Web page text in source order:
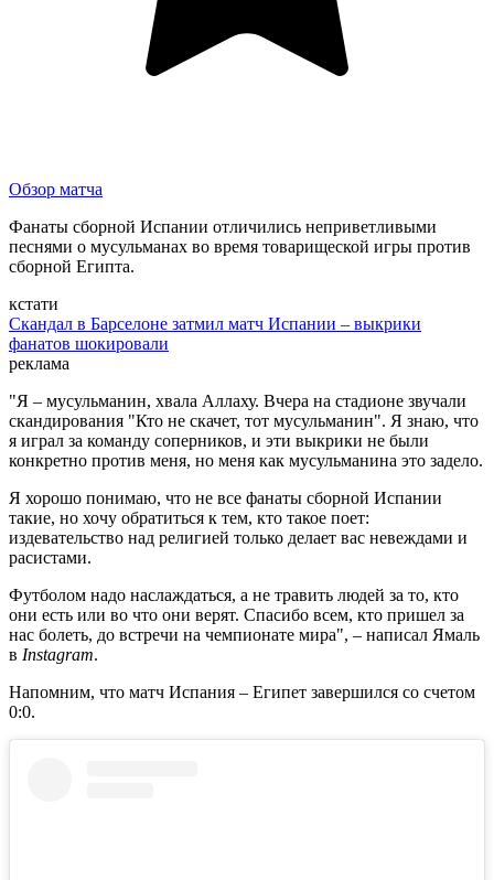
Обзор матча
Фанаты сборной Испании отличились неприветливыми
песнями о мусульманах во время товарищеской игры против
сборной Египта.
кстати
Скандал в Барселоне затмил матч Испании – выкрики
фанатов шокировали
реклама
"Я – мусульманин, хвала Аллаху. Вчера на стадионе звучали
скандирования "Кто не скачет, тот мусульманин". Я знаю, что
я играл за команду соперников, и эти выкрики не были
конкретно против меня, но меня как мусульманина это задело.
Я хорошо понимаю, что не все фанаты сборной Испании
такие, но хочу обратиться к тем, кто такое поет:
издевательство над религией только делает вас невеждами и
расистами.
Футболом надо наслаждаться, а не травить людей за то, кто
они есть или во что они верят. Спасибо всем, кто пришел за
нас болеть, до встречи на чемпионате мира", – написал Ямаль
в Instagram.
Напомним, что матч Испания – Египет завершился со счетом
0:0.